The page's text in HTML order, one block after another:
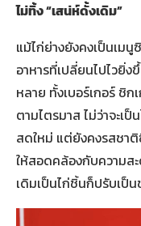
ไม่ทิ้ง “เสน่ห์ดั้งเดิม”
แม้ไก่ย่างยังคงเป็นเม
อาหารที่เปลี่ยนไปไวยิ่
หลาย ทั้งเบอร์เกอร์ ชิก
ตามไตรมาส ไม่ว่าจะเป็
สดใหม่ แต่ยังคงรสชาติ
ให้สอดคล้องกับความส
เดิมเป็นไก่ชิ้นก็ปรับเป็